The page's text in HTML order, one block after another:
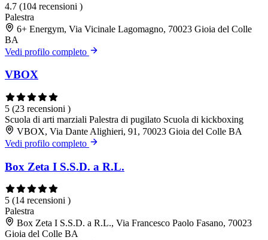
4.7 (104 recensioni )
Palestra
6+ Energym, Via Vicinale Lagomagno, 70023 Gioia del Colle
BA
Vedi profilo completo
VBOX
5 (23 recensioni )
Scuola di arti marziali Palestra di pugilato Scuola di kickboxing
VBOX, Via Dante Alighieri, 91, 70023 Gioia del Colle BA
Vedi profilo completo
Box Zeta I S.S.D. a R.L.
5 (14 recensioni )
Palestra
Box Zeta I S.S.D. a R.L., Via Francesco Paolo Fasano, 70023
Gioia del Colle BA